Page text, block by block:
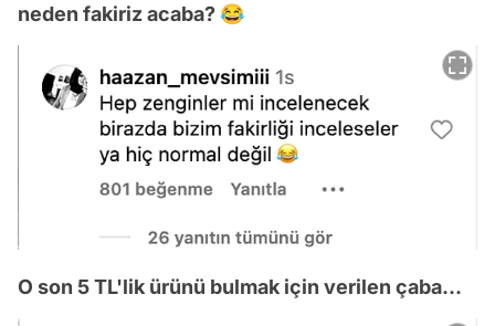
neden fakiriz acaba? 😂
O son 5 TL'lik ürünü bulmak için verilen çaba...